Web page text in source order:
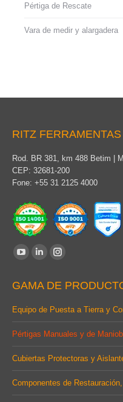
Pértiga de Rescate
Vara de medir y alargadera
RITZ
Rod. BR 381, km 488 Betim |
CEP: 32681-200
Fone: +55 31 2125 4000
Find us on:
opens
in
window
Linkedin
opens
in
window
Instagram
opens
in
window
GAMA DE
Equipo de Puesta a Tierra y
Pértigas Manuales y de
Cubiertas Protectoras y
Componentes de